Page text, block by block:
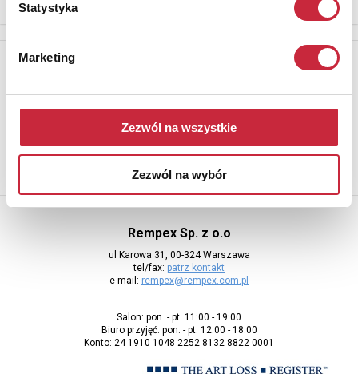
Statystyka
Marketing
Zezwól na wszystkie
Zezwól na wybór
Rempex Sp. z o.o
ul Karowa 31, 00-324 Warszawa
tel/fax: patrz kontakt
e-mail: rempex@rempex.com.pl
Salon: pon. - pt. 11:00 - 19:00
Biuro przyjęć: pon. - pt. 12:00 - 18:00
Konto: 24 1910 1048 2252 8132 8822 0001